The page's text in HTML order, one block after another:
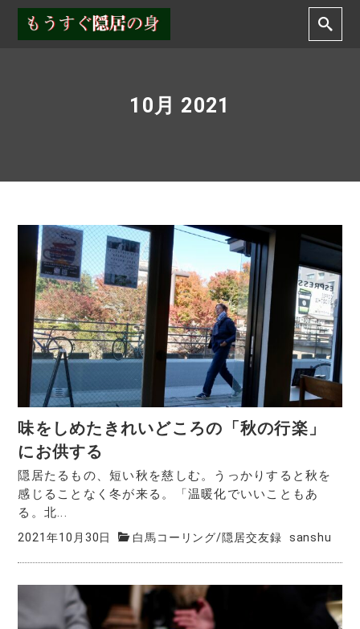
10月 2021
味をしめたきれいどころの「秋の行楽」
にお供する
隠居たるもの、短い秋を慈しむ。うっかりすると秋を
感じることなく冬が来る。「温暖化でいいこともあ
る。北...
2021年10月30日 白馬コーリング/隠居交友録 sanshu